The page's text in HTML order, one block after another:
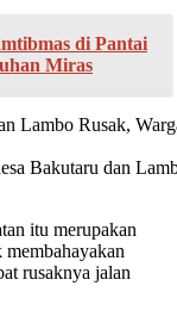
di Pantai
Miras
Bakutaru dan
itu merupakan
rusaknya jalan